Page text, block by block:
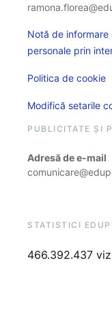
Notă de
personale prin
Politica de cookie
Modifică setarile
PUBLICITATE ȘI
Adresă de e-mail
STATISTICI
466.392.437